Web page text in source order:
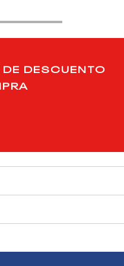
DESCUENTO